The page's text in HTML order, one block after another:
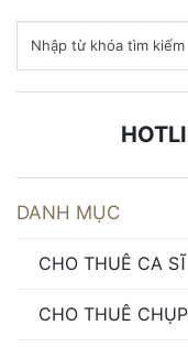
DANH MỤC
CHO THUÊ CA
CHO THUÊ